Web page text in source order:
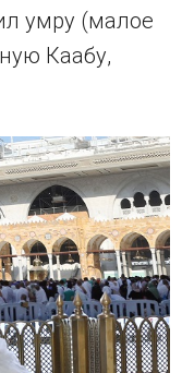
умру (малое
Каабу,